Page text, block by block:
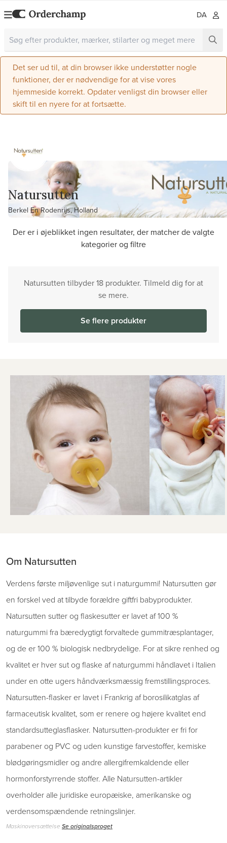
DA
Det ser ud til, at din browser ikke understøtter nogle
funktioner, der er nødvendige for at vise vores
hjemmeside korrekt. Opdater venligst din browser eller
skift til en nyere for at fortsætte.
Natursutten
Berkel En Rodenrijs, Holland
Der er i øjeblikket ingen resultater, der matcher de valgte
kategorier og filtre
Natursutten tilbyder 18 produkter. Tilmeld dig for at
se mere.
Se flere produkter
Om Natursutten
Verdens første miljøvenlige sut i naturgummi! Natursutten gør
en forskel ved at tilbyde forældre giftfri babyprodukter.
Natursutten sutter og flaskesutter er lavet af 100 %
naturgummi fra bæredygtigt forvaltede gummitræsplantager,
og de er 100 % biologisk nedbrydelige. For at sikre renhed og
kvalitet er hver sut og flaske af naturgummi håndlavet i Italien
under en otte ugers håndværksmæssig fremstillingsproces.
Natursutten-flasker er lavet i Frankrig af borosilikatglas af
farmaceutisk kvalitet, som er renere og højere kvalitet end
standardsutteglasflasker. Natursutten-produkter er fri for
parabener og PVC og uden kunstige farvestoffer, kemiske
blødgøringsmidler og andre allergifremkaldende eller
hormonforstyrrende stoffer. Alle Natursutten-artikler
overholder alle juridiske europæiske, amerikanske og
verdensomspændende retningslinjer.
Maskinoversættelse Se originalsproget